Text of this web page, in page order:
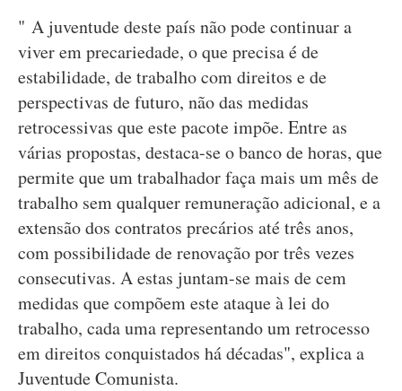
" A juventude deste país não pode continuar a
viver em precariedade, o que precisa é de
estabilidade, de trabalho com direitos e de
perspectivas de futuro, não das medidas
retrocessivas que este pacote impõe. Entre as
várias propostas, destaca-se o banco de horas, que
permite que um trabalhador faça mais um mês de
trabalho sem qualquer remuneração adicional, e a
extensão dos contratos precários até três anos,
com possibilidade de renovação por três vezes
consecutivas. A estas juntam-se mais de cem
medidas que compõem este ataque à lei do
trabalho, cada uma representando um retrocesso
em direitos conquistados há décadas", explica a
Juventude Comunista.